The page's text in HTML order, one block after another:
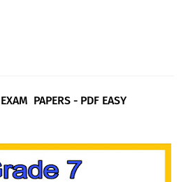
PAPERS - PDF EASY